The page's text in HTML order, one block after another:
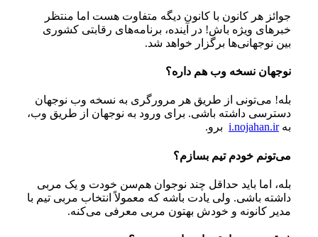
جوائز هر کانون با کانون دیگه متفاوت هست اما منتظر
خبرهای ویژه باش! در آینده، برنامه‌های رقابتی کشوری
بین نوجهانی‌ها برگزار خواهد شد.
نوجهان نسخه وب هم داره؟
بله! می‌تونی از طریق هر مرورگری به نسخه وب نوجهان
دسترسی داشته باشی. برای ورود به نوجهان از طریق وب،
بهi.nojahan.ir برو.
می‌تونم خودم تیم بسازم؟
بله، اما باید حداقل چند نوجوان هم‌سن خودت و یک مربی
داشته باشی. ولی یادت باشه که معمولاً انتخاب مربی تیم با
مدیر کانونه و خودش بهتون مربی معرفی می‌کنه.